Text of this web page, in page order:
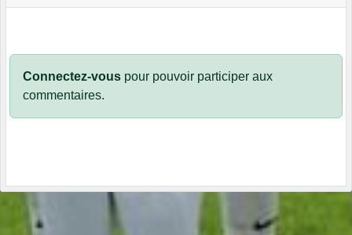
Connectez-vous pour pouvoir participer aux
commentaires.